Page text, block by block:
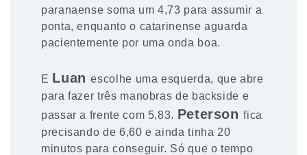
paranaense soma um 4,73 para assumir a
ponta, enquanto o catarinense aguarda
pacientemente por uma onda boa.
E Luanescolhe uma esquerda, que abre
para fazer três manobras de backside e
passar a frente com 5,83. Petersonfica
precisando de 6,60 e ainda tinha 20
minutos para conseguir. Só que o tempo